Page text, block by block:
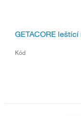
GETACORE
Kód